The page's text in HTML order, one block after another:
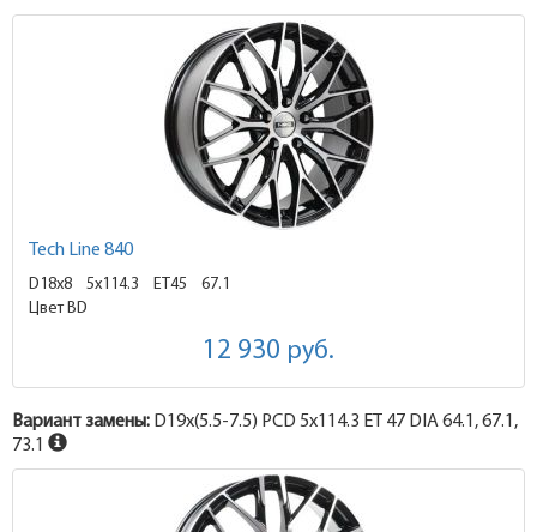
Tech Line 840
D18x8 5x114.3 ET45
67.1
Цвет BD
12 930 руб.
Вариант замены: D19x(5.5-7.5) PCD 5x114.3 ET 47 DIA 64.1, 67.1,
73.1